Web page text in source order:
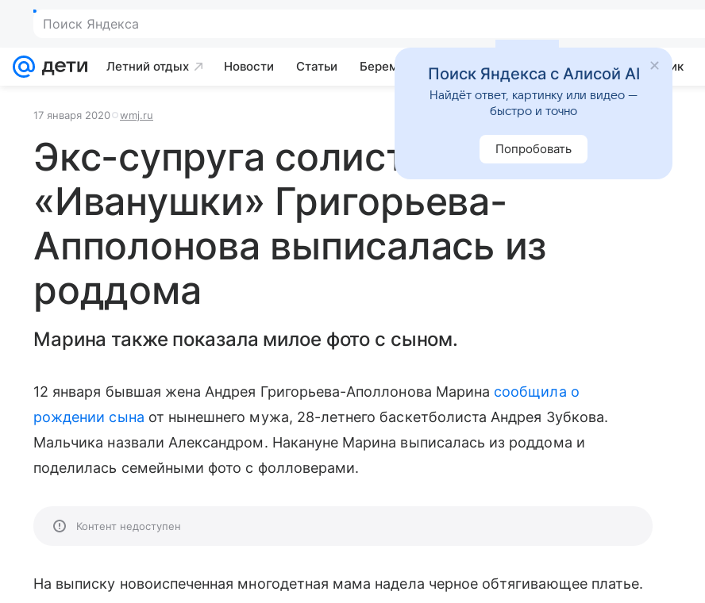
Поиск Яндекса
Летний отдых Новости Статьи Беременность Развитие Почемучка Учебник
17 января 2020 wmj.ru
Экс-супруга солиста группы
«Иванушки» Григорьева-
Апполонова выписалась из
роддома
Марина также показала милое фото с сыном.
12 января бывшая жена Андрея Григорьева-Аполлонова Марина сообщила о
рождении сына от нынешнего мужа, 28-летнего баскетболиста Андрея Зубкова.
Мальчика назвали Александром. Накануне Марина выписалась из роддома и
поделилась семейными фото с фолловерами.
Контент недоступен
На выписку новоиспеченная многодетная мама надела черное обтягивающее платье.
Поиск Яндекса с Алисой AI
Найдёт ответ, картинку или видео —
быстро и точно
Попробовать